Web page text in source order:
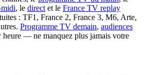
, le direct et le France TV replay
: TF1, France 2, France 3, M6, Arte,
Programme TV demain, audiences
— ne manquez plus jamais votre